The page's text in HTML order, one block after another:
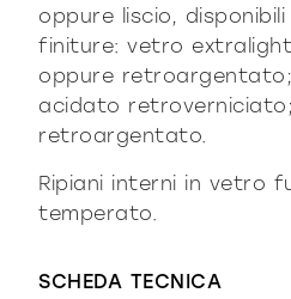
oppure liscio,
finiture: vetro
oppure
acidato
retroargentato.
Ripiani interni in vetro
temperato.
SCHEDA TECNICA